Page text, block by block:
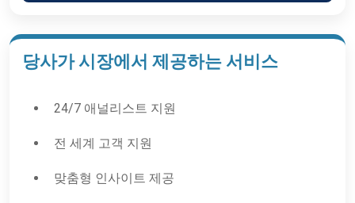
당사가 시장에서 제공하는 서비스
24/7 애널리스트 지원
전 세계 고객 지원
맞춤형 인사이트 제공